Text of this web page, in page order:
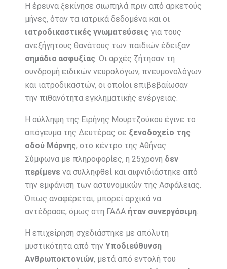
Η έρευνα ξεκίνησε σιωπηλά πριν από αρκετούς
μήνες, όταν τα ιατρικά δεδομένα και οι
ιατροδικαστικές γνωματεύσεις για τους
ανεξήγητους θανάτους των παιδιών έδειξαν
σημάδια ασφυξίας. Οι αρχές ζήτησαν τη
συνδρομή ειδικών νευρολόγων, πνευμονολόγων
και ιατροδικαστών, οι οποίοι επιβεβαίωσαν
την πιθανότητα εγκληματικής ενέργειας.
Η σύλληψη της Ειρήνης Μουρτζούκου έγινε το
απόγευμα της Δευτέρας σε ξενοδοχείο της
οδού Μάρνης, στο κέντρο της Αθήνας.
Σύμφωνα με πληροφορίες, η 25χρονη δεν
περίμενενα συλληφθεί και αιφνιδιάστηκε από
την εμφάνιση των αστυνομικών της Ασφάλειας.
Όπως αναφέρεται, μπορεί αρχικά να
αντέδρασε, όμως στη ΓΑΔΑ ήταν συνεργάσιμη.
Η επιχείρηση σχεδιάστηκε με απόλυτη
μυστικότητα από την Υποδιεύθυνση
Ανθρωποκτονιών, μετά από εντολή του